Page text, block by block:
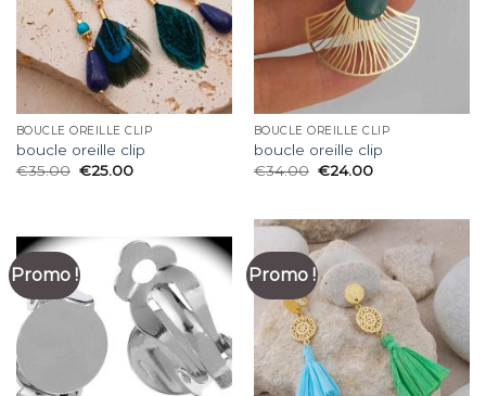
BOUCLE OREILLE CLIP
boucle oreille clip
€35.00 €25.00
BOUCLE OREILLE CLIP
boucle oreille clip
€34.00 €24.00
Promo ! Promo !